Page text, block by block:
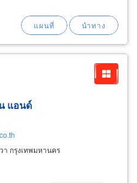
แอนด์
า กรุงเทพมหานคร